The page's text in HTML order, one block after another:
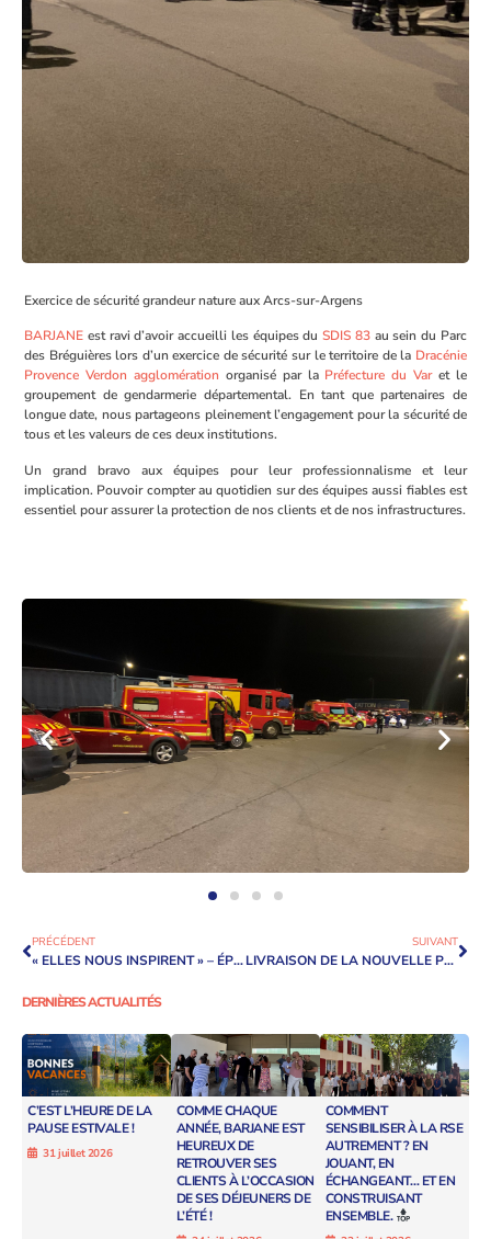
Exercice de sécurité grandeur nature aux Arcs-sur-Argens
BARJANE est ravi d’avoir accueilli les équipes duSDIS 83au sein du Parc
des Bréguières lors d’un exercice de sécurité sur le territoire de la Dracénie
Provence Verdon agglomération organisé par la Préfecture du Varet le
groupement de gendarmerie départemental. En tant que partenaires de
longue date, nous partageons pleinement l’engagement pour la sécurité de
tous et les valeurs de ces deux institutions.
Un grand bravo aux équipes pour leur professionnalisme et leur
implication. Pouvoir compter au quotidien sur des équipes aussi fiables est
essentiel pour assurer la protection de nos clients et de nos infrastructures.
PRÉCÉDENT
« ELLES NOUS INSPIRENT » – ÉPISODE 4
SUIVANT
LIVRAISON DE LA NOUVELLE PLATEFORME LOGISTIQUE DE DERNIÈRE GÉNÉRATION POUR METRO À CHOLET !
DERNIÈRES ACTUALITÉS
C’EST L’HEURE DE LA
PAUSE ESTIVALE !
31 juillet 2026
COMME CHAQUE
ANNÉE, BARJANE EST
HEUREUX DE
RETROUVER SES
CLIENTS À L’OCCASION
DE SES DÉJEUNERS DE
L’ÉTÉ !
COMMENT
SENSIBILISER À LA RSE
AUTREMENT ? EN
JOUANT, EN
ÉCHANGEANT… ET EN
CONSTRUISANT
ENSEMBLE.